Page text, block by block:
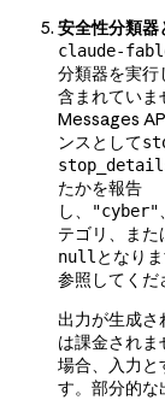
安全性分類器
claude-
分類器を実
含まれていま
Messages
ンスとして
たかを報告
し、
"cyber"、
テゴリ、ま
null となり
参照してくだ
出力が生成さ
は課金され
場合、入力と
す。部分的な